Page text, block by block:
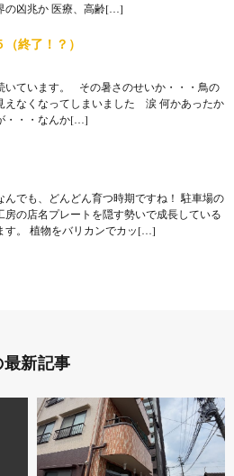
の凶兆か 医療、高齢[…]
終了！？）
いています。 その暑さのせいか・・・鳥の
えなくなってしまいました 涙 何かあったか
・・・なんか[…]
んでも、どんどん育つ時期ですね！ 駐車場の
房の店名プレートを隠す勢いで成長している
す。 植物をバリカンでカッ[…]
新記事